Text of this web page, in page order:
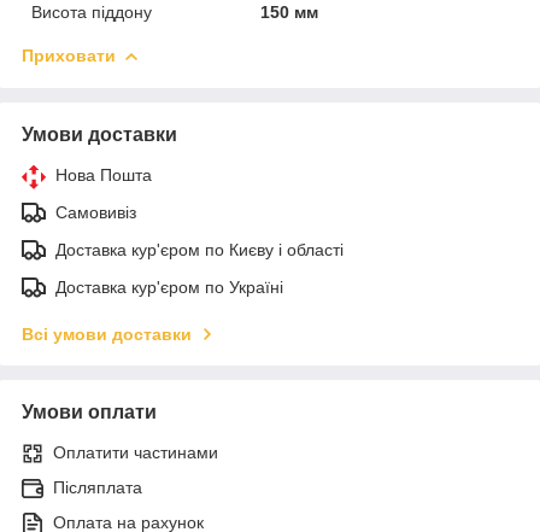
Висота піддону
150 мм
Приховати
Умови доставки
Нова Пошта
Самовивіз
Доставка кур'єром по Києву і області
Доставка кур'єром по Україні
Всі умови доставки
Умови оплати
Оплатити частинами
Післяплата
Оплата на рахунок